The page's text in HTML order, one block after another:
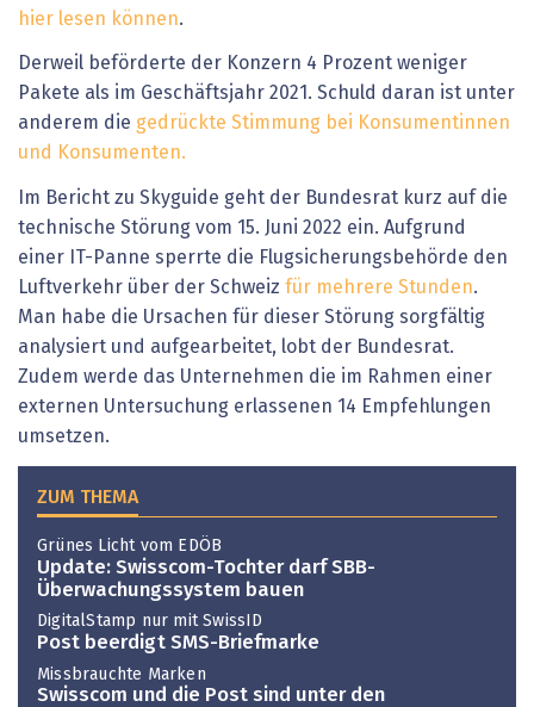
hier lesen können.
Derweil beförderte der Konzern 4 Prozent weniger
Pakete als im Geschäftsjahr 2021. Schuld daran ist unter
anderem die gedrückte Stimmung bei Konsumentinnen
und Konsumenten.
Im Bericht zu Skyguide geht der Bundesrat kurz auf die
technische Störung vom 15. Juni 2022 ein. Aufgrund
einer IT-Panne sperrte die Flugsicherungsbehörde den
Luftverkehr über der Schweiz für mehrere Stunden.
Man habe die Ursachen für dieser Störung sorgfältig
analysiert und aufgearbeitet, lobt der Bundesrat.
Zudem werde das Unternehmen die im Rahmen einer
externen Untersuchung erlassenen 14 Empfehlungen
umsetzen.
ZUM THEMA
Grünes Licht vom EDÖB
Update: Swisscom-Tochter darf SBB-
Überwachungssystem bauen
DigitalStamp nur mit SwissID
Post beerdigt SMS-Briefmarke
Missbrauchte Marken
Swisscom und die Post sind unter den